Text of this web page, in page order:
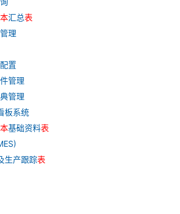
汇总表
理
置
管理
管理
板系统
基础资料表
生产跟踪表